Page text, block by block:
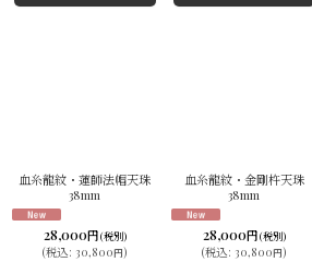
血糸龍紋・蓮師法帽天珠
38mm
28,000円(税別)
(税込: 30,800円)
血糸龍紋・金剛杵天珠
38mm
28,000円(税別)
(税込: 30,800円)